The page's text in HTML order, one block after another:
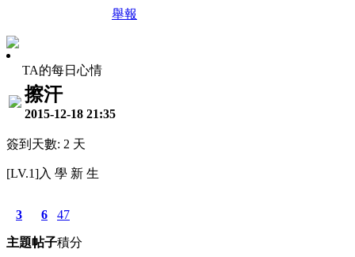
舉報
TA的每日心情
擦汗
2015-12-18 21:35
簽到天數: 2 天
[LV.1]入 學 新 生
3
主題
6
帖子
47
積分